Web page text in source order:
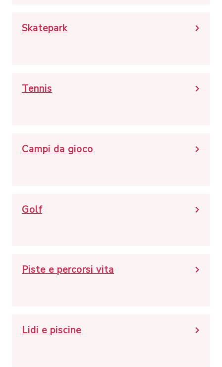
Skatepark
Tennis
Campi da gioco
Golf
Piste e percorsi vita
Lidi e piscine